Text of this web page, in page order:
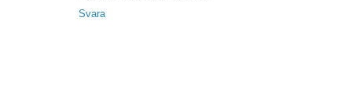
Svara